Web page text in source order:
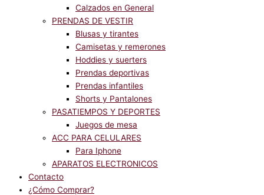
Calzados en General
PRENDAS DE VESTIR
Blusas y tirantes
Camisetas y remerones
Hoddies y suerters
Prendas deportivas
Prendas infantiles
Shorts y Pantalones
PASATIEMPOS Y DEPORTES
Juegos de mesa
ACC PARA CELULARES
Para Iphone
APARATOS ELECTRONICOS
Contacto
¿Cómo Comprar?